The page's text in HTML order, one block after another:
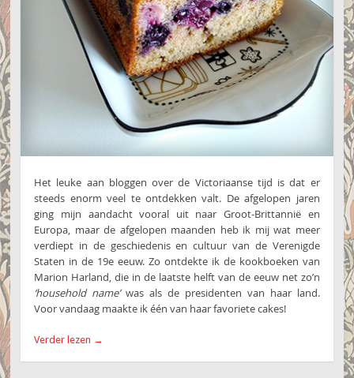
Het leuke aan bloggen over de Victoriaanse tijd is dat er
steeds enorm veel te ontdekken valt. De afgelopen jaren
ging mijn aandacht vooral uit naar Groot-Brittannië en
Europa, maar de afgelopen maanden heb ik mij wat meer
verdiept in de geschiedenis en cultuur van de Verenigde
Staten in de 19e eeuw. Zo ontdekte ik de kookboeken van
Marion Harland, die in de laatste helft van de eeuw net zo’n
‘household name’was als de presidenten van haar land.
Voor vandaag maakte ik één van haar favoriete cakes!
Verder lezen →